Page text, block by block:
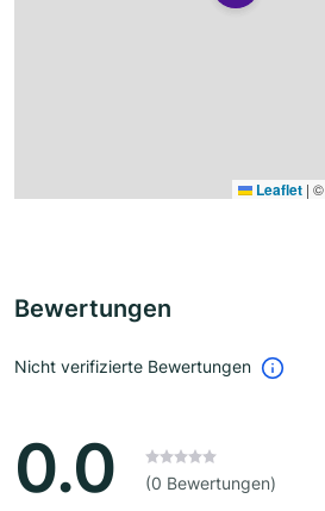
Leaflet | ©
Bewertungen
Nicht verifizierte Bewertungen
0.0 (0 Bewertungen)